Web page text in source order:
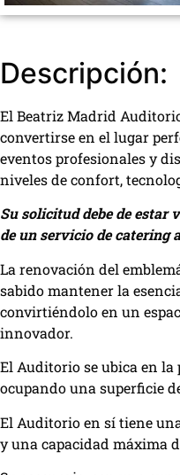
Descripción:
El Beatriz Madrid
convertirse en el lugar
eventos profesionales y
niveles de confort,
Su solicitud debe de estar
de un servicio de catering
La renovación del
sabido mantener la
convirtiéndolo en un
innovador.
El Auditorio se ubica en la
ocupando una superficie
El Auditorio en sí tiene
y una capacidad máxima